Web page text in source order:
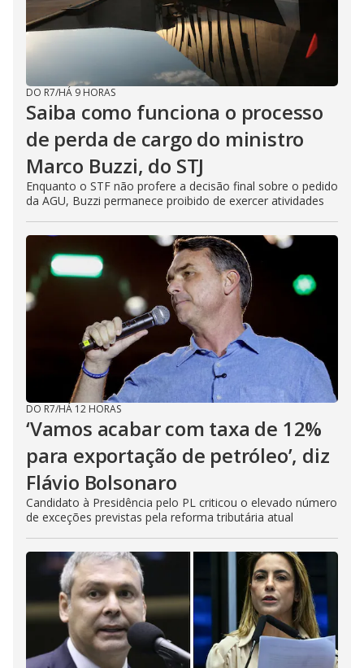
DO R7/HÁ 9 HORAS
Saiba como funciona o processo
de perda de cargo do ministro
Marco Buzzi, do STJ
Enquanto o STF não profere a decisão final sobre o pedido
da AGU, Buzzi permanece proibido de exercer atividades
DO R7/HÁ 12 HORAS
‘Vamos acabar com taxa de 12%
para exportação de petróleo’, diz
Flávio Bolsonaro
Candidato à Presidência pelo PL criticou o elevado número
de exceções previstas pela reforma tributária atual